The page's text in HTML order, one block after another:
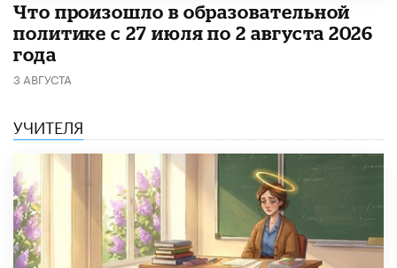
​Что произошло в образовательной
политике с 27 июля по 2 августа 2026
года
3 АВГУСТА
УЧИТЕЛЯ